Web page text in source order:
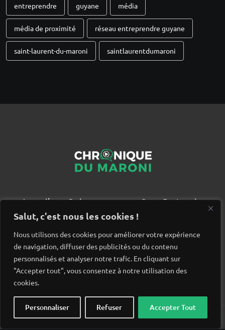
Salut, c'est nous les cookies !
Nous utilisons des cookies pour améliorer votre expérience
de navigation, diffuser des publicités ou du contenu
personnalisés et analyser notre trafic. En cliquant sur
"Accepter tout", vous consentez à notre utilisation des
cookies.
Personnaliser Refuser Accepter Tout
entreprendre guyane média
média de proximité réseau entreprendre guyane
saint-laurent-du-maroni saintlaurentdumaroni
Accueil Qui sommes nous ?
Partenaires
Contact